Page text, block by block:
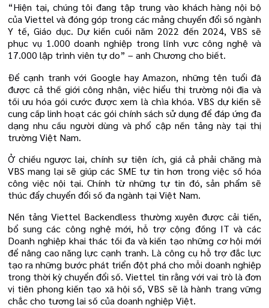
“Hiện tại, chúng tôi đang tập trung vào khách hàng nội bộ
của Viettel và đóng góp trong các mảng chuyển đổi số ngành
Y tế, Giáo dục. Dự kiến cuối năm 2022 đến 2024, VBS sẽ
phục vụ 1.000 doanh nghiệp trong lĩnh vực công nghệ và
17.000 lập trình viên tự do” – anh Chương cho biết.
Để cạnh tranh với Google hay Amazon, những tên tuổi đã
được cả thế giới công nhận, việc hiểu thị trường nội địa và
tối ưu hóa gói cước được xem là chìa khóa. VBS dự kiến sẽ
cung cấp linh hoạt các gói chính sách sử dụng để đáp ứng đa
dạng nhu cầu người dùng và phổ cập nền tảng này tại thị
trường Việt Nam.
Ở chiều ngược lại, chính sự tiện ích, giá cả phải chăng mà
VBS mang lại sẽ giúp các SME tự tin hơn trong việc số hóa
công việc nội tại. Chính từ những tự tin đó, sản phẩm sẽ
thúc đẩy chuyển đổi số đa ngành tại Việt Nam.
Nền tảng Viettel Backendless thường xuyên được cải tiến,
bổ sung các công nghệ mới, hỗ trợ cộng đồng IT và các
Doanh nghiệp khai thác tối đa và kiến tạo những cơ hội mới
để nâng cao năng lực cạnh tranh. Là công cụ hỗ trợ đắc lực
tạo ra những bước phát triển đột phá cho mỗi doanh nghiệp
trong thời kỳ chuyển đổi số. Viettel tin rằng với vai trò là đơn
vị tiên phong kiến tạo xã hội số, VBS sẽ là hành trang vững
chắc cho tương lai số của doanh nghiệp Việt.